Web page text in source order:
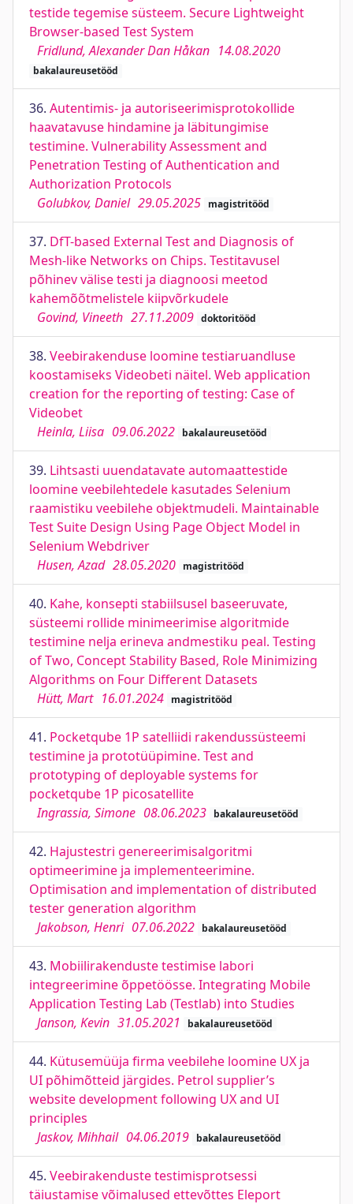
testide tegemise süsteem. Secure Lightweight
Browser-based Test System
Fridlund, Alexander Dan Håkan 14.08.2020
bakalaureusetööd
36. Autentimis- ja autoriseerimisprotokollide
haavatavuse hindamine ja läbitungimise
testimine. Vulnerability Assessment and
Penetration Testing of Authentication and
Authorization Protocols
Golubkov, Daniel 29.05.2025 magistritööd
37. DfT-based External Test and Diagnosis of
Mesh-like Networks on Chips. Testitavusel
põhinev välise testi ja diagnoosi meetod
kahemõõtmelistele kiipvõrkudele
Govind, Vineeth 27.11.2009 doktoritööd
38. Veebirakenduse loomine testiaruandluse
koostamiseks Videobeti näitel. Web application
creation for the reporting of testing: Case of
Videobet
Heinla, Liisa 09.06.2022 bakalaureusetööd
39. Lihtsasti uuendatavate automaattestide
loomine veebilehtedele kasutades Selenium
raamistiku veebilehe objektmudeli. Maintainable
Test Suite Design Using Page Object Model in
Selenium Webdriver
Husen, Azad 28.05.2020 magistritööd
40. Kahe, konsepti stabiilsusel baseeruvate,
süsteemi rollide minimeerimise algoritmide
testimine nelja erineva andmestiku peal. Testing
of Two, Concept Stability Based, Role Minimizing
Algorithms on Four Different Datasets
Hütt, Mart 16.01.2024 magistritööd
41. Pocketqube 1P satelliidi rakendussüsteemi
testimine ja prototüüpimine. Test and
prototyping of deployable systems for
pocketqube 1P picosatellite
Ingrassia, Simone 08.06.2023 bakalaureusetööd
42. Hajustestri genereerimisalgoritmi
optimeerimine ja implementeerimine.
Optimisation and implementation of distributed
tester generation algorithm
Jakobson, Henri 07.06.2022 bakalaureusetööd
43. Mobiilirakenduste testimise labori
integreerimine õppetöösse. Integrating Mobile
Application Testing Lab (Testlab) into Studies
Janson, Kevin 31.05.2021 bakalaureusetööd
44. Kütusemüüja firma veebilehe loomine UX ja
UI põhimõtteid järgides. Petrol supplier’s
website development following UX and UI
principles
Jaskov, Mihhail 04.06.2019 bakalaureusetööd
45. Veebirakenduste testimisprotsessi
täiustamise võimalused ettevõttes Eleport